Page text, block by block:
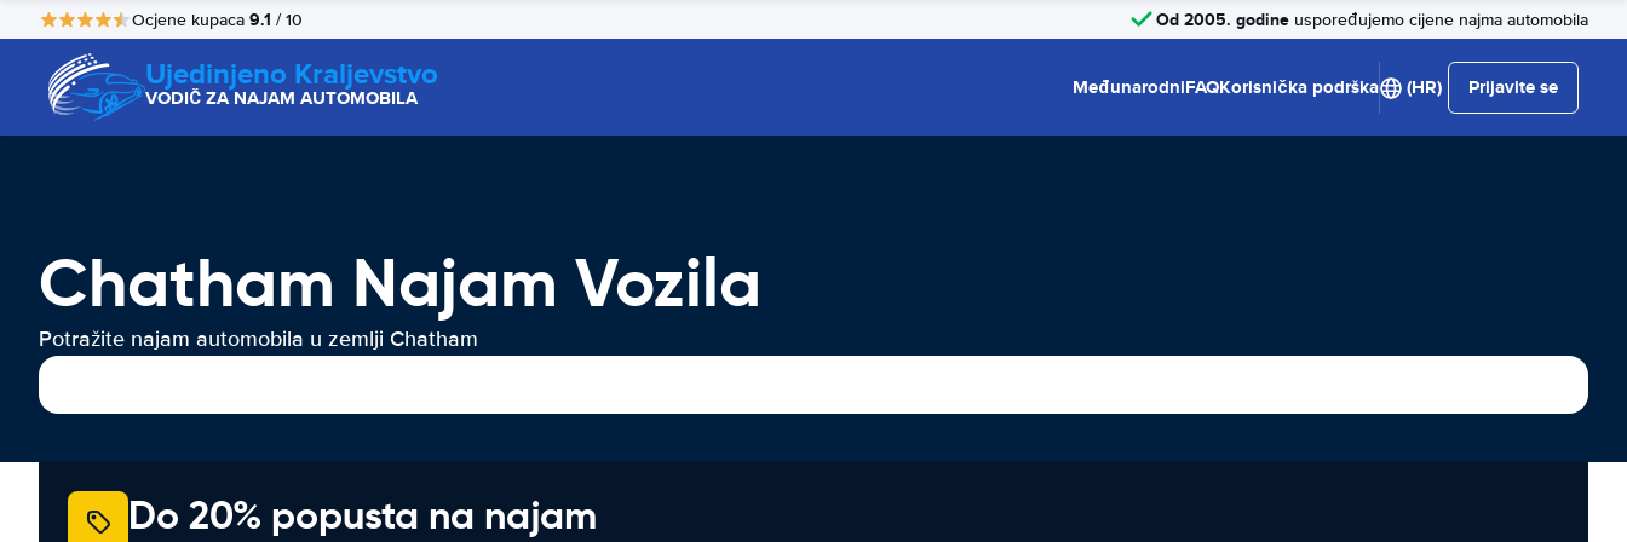
Ocjene kupaca 9.1 / 10 Od 2005. godine uspoređujemo cijene najma automobila
Ujedinjeno Kraljevstvo
VODIČ ZA NAJAM AUTOMOBILA MeđunarodniFAQKorisnička podrška (HR) Prijavite se
Chatham Najam Vozila
Potražite najam automobila u zemlji Chatham
Do 20% popusta na najam